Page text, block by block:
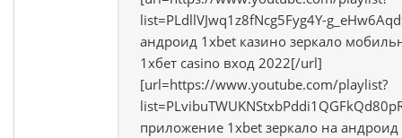
list=PLdllVJwq1z8fNcg5Fyg4Y-
андроид 1xbet казино зеркало
1хбет casino вход 2022[/url]
[url=https://www.youtube.com/playlist?
приложение 1xbet зеркало на андроид